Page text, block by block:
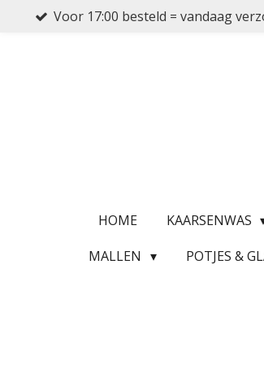
Voor 17:00 besteld = vandaag
HOME KAARSENWAS
MALLEN
POTJES &